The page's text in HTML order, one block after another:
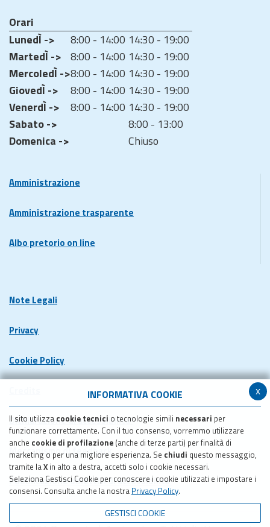
x
INFORMATIVA COOKIE
Il sito utilizza cookie tecnici o tecnologie simili necessari per
funzionare correttamente. Con il tuo consenso, vorremmo utilizzare
anche cookie di profilazione (anche di terze parti) per finalità di
marketing o per una migliore esperienza. Se chiudi questo messaggio,
tramite laX in alto a destra, accetti solo i cookie necessari.
Seleziona Gestisci Cookie per conoscere i cookie utilizzati e impostare i
consensi. Consulta anche la nostra Privacy Policy.
GESTISCI COOKIE
Orari
LunedÌ ->
8:00 - 14:00 14:30 - 19:00
MartedÌ -> 8:00 - 14:00 14:30 - 19:00
MercoledÌ ->8:00 - 14:00 14:30 - 19:00
GiovedÌ ->
8:00 - 14:00 14:30 - 19:00
VenerdÌ ->
8:00 - 14:00 14:30 - 19:00
Sabato ->
8:00 - 13:00
Domenica ->
Chiuso
Amministrazione
Amministrazione trasparente
Albo pretorio on line
Note Legali
Privacy
Cookie Policy
Dichiarazione di accessibilita'
Meccanismo di feedback
Pubblicazione obiettivi di accessibilita'